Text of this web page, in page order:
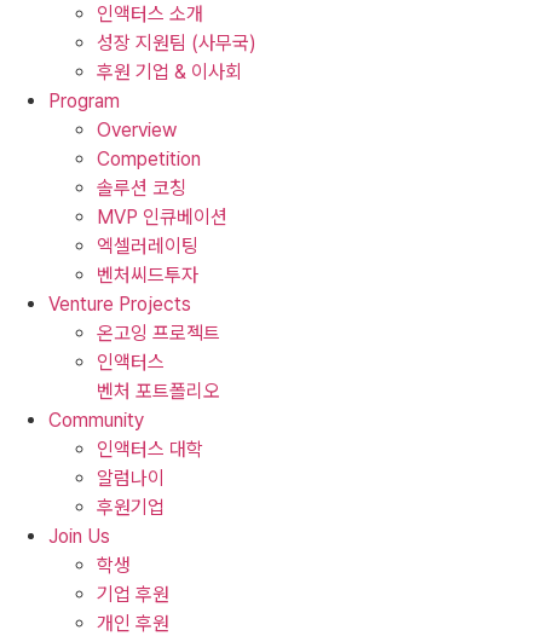
인액터스 소개
성장 지원팀 (사무국)
후원 기업 & 이사회
Program
Overview
Competition
솔루션 코칭
MVP 인큐베이션
엑셀러레이팅
벤처씨드투자
Venture Projects
온고잉 프로젝트
인액터스
벤처 포트폴리오
Community
인액터스 대학
알럼나이
후원기업
Join Us
학생
기업 후원
개인 후원